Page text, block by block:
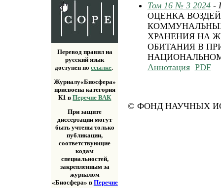
Перевод правил на
русский язык
доступен поссылке.
Журналу«Биосфера»
присвоена категория
К1 вПеречне ВАК
При защите
диссертации могут
быть учтены только
публикации,
соответствующие
кодам
специальностей,
закрепленным за
журналом
«Биосфера» в Перечне
Том 16 № 3 2024-
ОЦЕНКА
ХРАНЕНИЯ НА
ОБИТАНИЯ В
Аннотация PDF
© ФОНД НАУЧНЫХ